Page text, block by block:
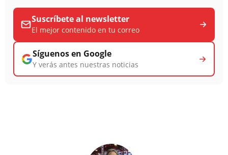
Suscríbete al newsletter
El mejor contenido en tu correo
Síguenos en Google
Y verás antes nuestras noticias